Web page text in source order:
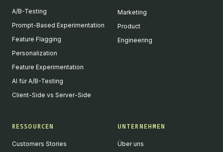
A/B-Testing
Prompt-Based Experimentation
Feature Flagging
Personalization
Feature Experimentation
AI für A/B-Testing
Client-Side vs Server-Side
Marketing
Product
Engineering
RESSOURCEN
Customers Stories
UNTERNEHMEN
Über uns